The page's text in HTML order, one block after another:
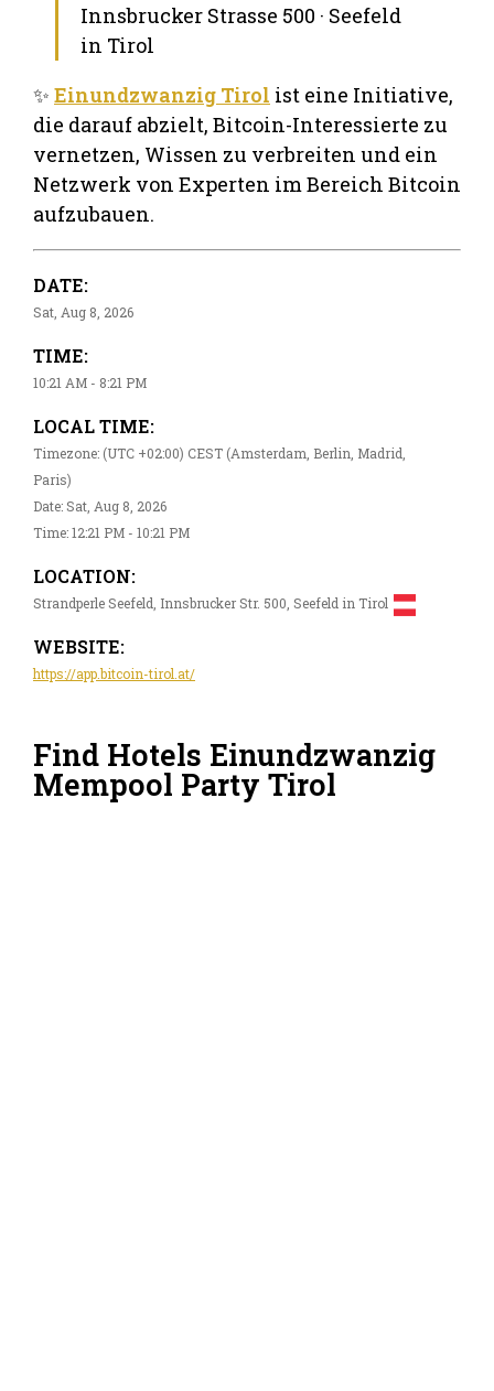
Innsbrucker Strasse 500 · Seefeld
in Tirol
✨ Einundzwanzig Tirol ist eine Initiative,
die darauf abzielt, Bitcoin-Interessierte zu
vernetzen, Wissen zu verbreiten und ein
Netzwerk von Experten im Bereich Bitcoin
aufzubauen.
DATE:
Sat, Aug 8, 2026
TIME:
10:21 AM - 8:21 PM
LOCAL TIME:
Timezone: (UTC +02:00) CEST (Amsterdam, Berlin, Madrid,
Paris)
Date: Sat, Aug 8, 2026
Time: 12:21 PM - 10:21 PM
LOCATION:
Strandperle Seefeld, Innsbrucker Str. 500, Seefeld in Tirol
WEBSITE:
https://app.bitcoin-tirol.at/
Find Hotels Einundzwanzig
Mempool Party Tirol